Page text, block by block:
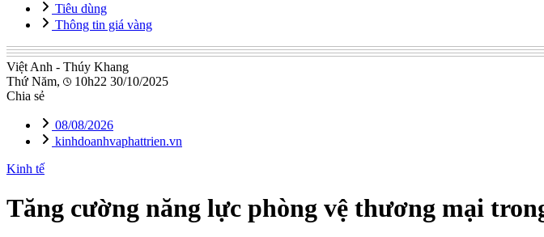
Tiêu dùng
Thông tin giá vàng
Việt Anh - Thúy Khang
Thứ Năm,
10h22 30/10/2025
Chia sẻ
08/08/2026
kinhdoanhvaphattrien.vn
Kinh tế
Tăng cường năng lực phòng vệ thương mại